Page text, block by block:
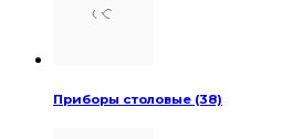
Приборы столовые (38)